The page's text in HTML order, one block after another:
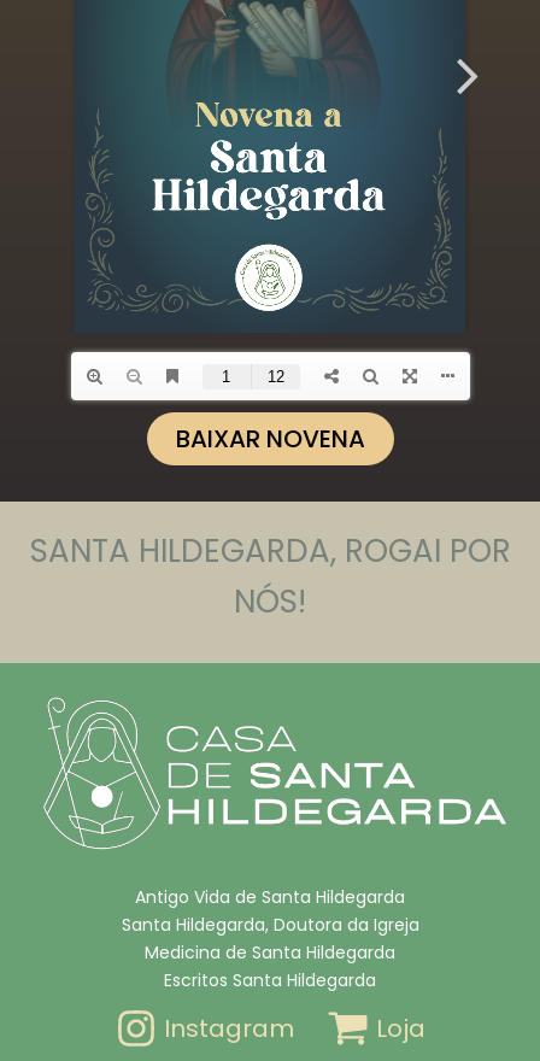
BAIXAR NOVENA
SANTA HILDEGARDA, ROGAI POR
NÓS!
Antigo Vida de Santa Hildegarda
Santa Hildegarda, Doutora da Igreja
Medicina de Santa Hildegarda
Escritos Santa Hildegarda
Instagram Loja